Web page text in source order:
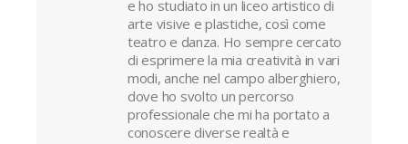
e ho studiato in un liceo artistico di
arte visive e plastiche, così come
teatro e danza. Ho sempre cercato
di esprimere la mia creatività in vari
modi, anche nel campo alberghiero,
dove ho svolto un percorso
professionale che mi ha portato a
conoscere diverse realtà e